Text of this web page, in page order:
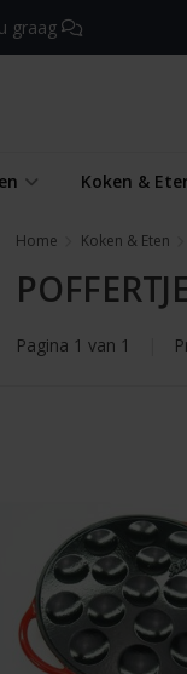
graag
Koken &
Home Koken & Eten
Pagina 1 van 1